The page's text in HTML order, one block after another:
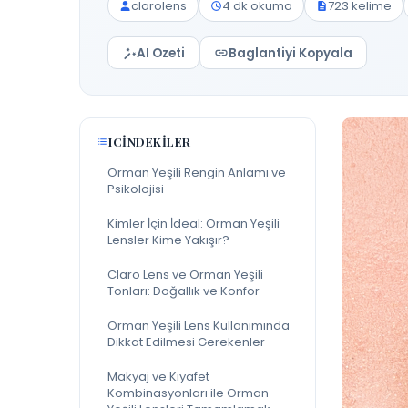
clarolens 4 dk okuma 723 kelime
AI Ozeti Baglantiyi Kopyala
ICINDEKILER
Orman Yeşili Rengin Anlamı ve
Psikolojisi
Kimler İçin İdeal: Orman Yeşili
Lensler Kime Yakışır?
Claro Lens ve Orman Yeşili
Tonları: Doğallık ve Konfor
Orman Yeşili Lens Kullanımında
Dikkat Edilmesi Gerekenler
Makyaj ve Kıyafet
Kombinasyonları ile Orman